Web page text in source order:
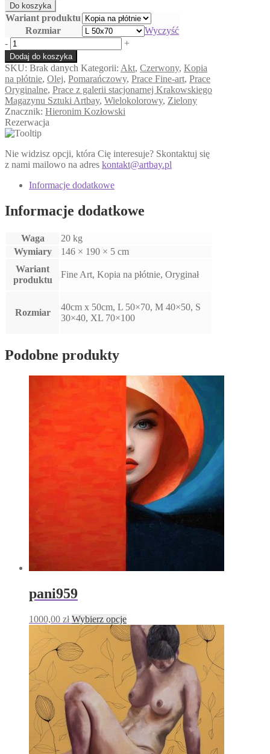
Wariant produktu
Rozmiar
Wyczyść
ilość
Chimera
- +
Dodaj do koszyka
SKU: Brak danych Kategorii: Akt, Czerwony, Kopia
na płótnie, Olej, Pomarańczowy, Prace Fine-art, Prace
Oryginalne, Prace z galerii stacjonarnej Krakowskiego
Magazynu Sztuki Artbay, Wielokolorowy, Zielony
Znacznik: Hieronim Kozłowski
Rezerwacja
Nie widzisz opcji, która Cię interesuje? Skontaktuj się
z nami mailowo na adres kontakt@artbay.pl
Informacje dodatkowe
Informacje dodatkowe
Waga
20 kg
Wymiary
146 × 190 × 5 cm
Wariant
produktu
Fine Art, Kopia na płótnie, Oryginał
Rozmiar
40cm x 50cm, L 50×70, M 40×50, S
30×40, XL 70×100
Podobne produkty
pani959
1000,00 zł Wybierz opcjeTen
produkt
ma
wiele
wariantów.
Opcje
można
wybrać
na
stronie
produktu